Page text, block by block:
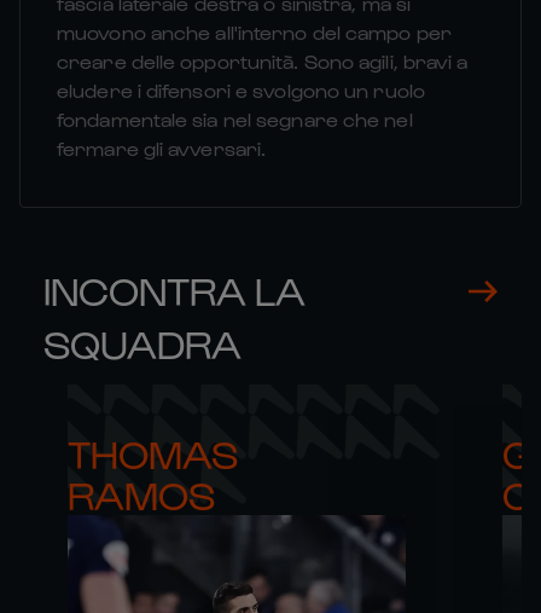
muovono anche all'interno del campo per
creare delle opportunità. Sono agili, bravi a
eludere i difensori e svolgono un ruolo
fondamentale sia nel segnare che nel
fermare gli avversari.
INCONTRA LA
SQUADRA
THOMAS
RAMOS